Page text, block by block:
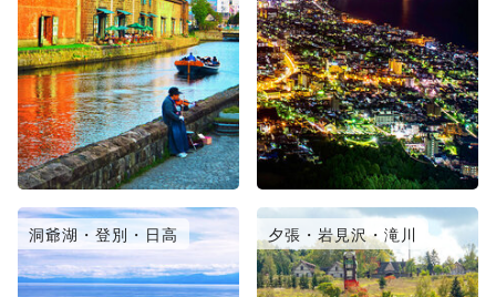
洞爺湖・登別・日高 夕張・岩見沢・滝川